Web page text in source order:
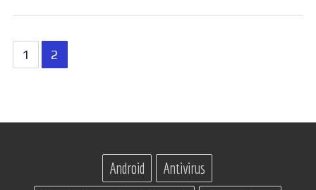
Paginación
de
1 2
Android
Antivirus